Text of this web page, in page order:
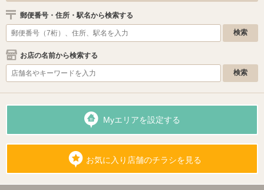
郵便番号・住所・駅名から検索する
お店の名前から検索する
Myエリアを設定する
お気に入り店舗のチラシを見る